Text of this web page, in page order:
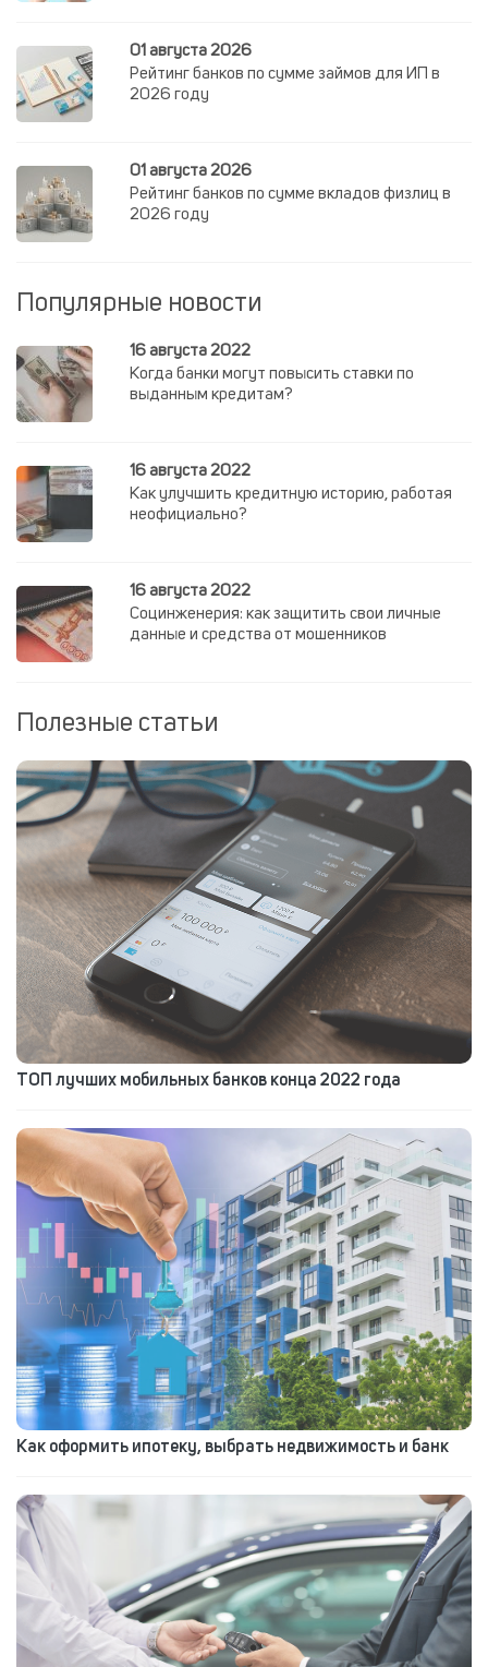
01 августа 2026
Рейтинг банков по сумме займов для ИП в
2026 году
01 августа 2026
Рейтинг банков по сумме вкладов физлиц в
2026 году
Популярные новости
16 августа 2022
Когда банки могут повысить ставки по
выданным кредитам?
16 августа 2022
Как улучшить кредитную историю, работая
неофициально?
16 августа 2022
Социнженерия: как защитить свои личные
данные и средства от мошенников
Полезные статьи
ТОП лучших мобильных банков конца 2022 года
Как оформить ипотеку, выбрать недвижимость и банк